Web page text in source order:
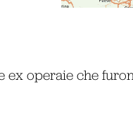
ex operaie che